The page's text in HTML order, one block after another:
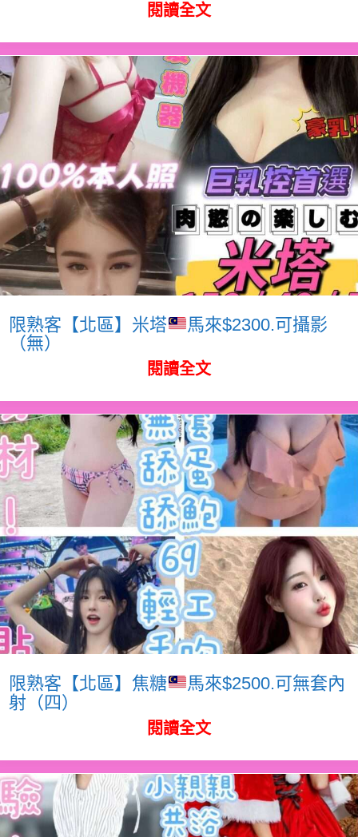
閱讀全文
限熟客【北區】米塔
馬來$2300.可攝影
（無）
閱讀全文
限熟客【北區】焦糖
馬來$2500.可無套內
射（四）
閱讀全文